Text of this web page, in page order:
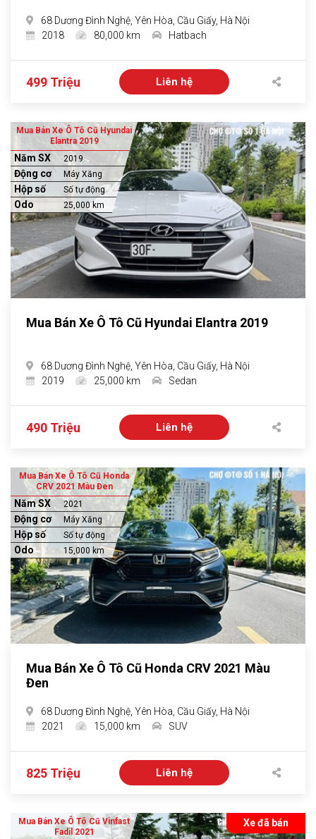
68 Dương Đình Nghệ, Yên Hòa, Cầu Giấy, Hà Nội
2018
80,000 km Hatbach
499 Triệu Liên hệ
Mua Bán Xe Ô Tô Cũ Hyundai
Elantra 2019
Năm SX 2019
Động cơ Máy Xăng
Hộp số Số tự động
Odo 25,000 km
Mua Bán Xe Ô Tô Cũ Hyundai Elantra 2019
68 Dương Đình Nghệ, Yên Hòa, Cầu Giấy, Hà Nội
2019
25,000 km Sedan
490 Triệu Liên hệ
Mua Bán Xe Ô Tô Cũ Honda
CRV 2021 Màu Đen
Năm SX 2021
Động cơ Máy Xăng
Hộp số Số tự động
Odo 15,000 km
Mua Bán Xe Ô Tô Cũ Honda CRV 2021 Màu
Đen
68 Dương Đình Nghệ, Yên Hòa, Cầu Giấy, Hà Nội
2021
15,000 km SUV
825 Triệu Liên hệ
Xe đã bán
Mua Bán Xe Ô Tô Cũ Vinfast
Fadil 2021